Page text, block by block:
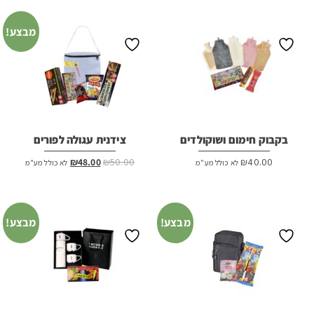
בקבוק חימום ושוקולדים
₪40.00 לא כולל מע"מ
מבצע!
צידנית עגולה לפורים
₪50.00
המחיר₪48.00 המחיר
לא כולל מע"מ
מבצע! מבצע!